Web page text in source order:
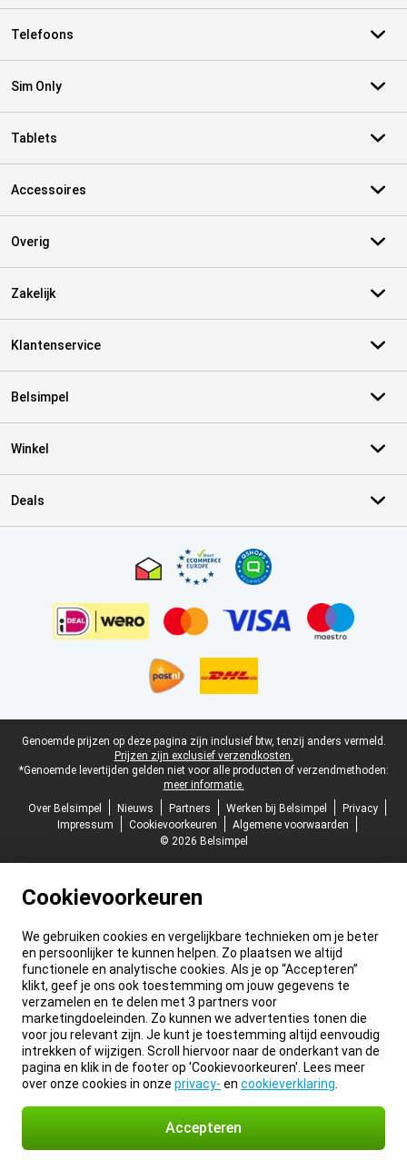
Telefoons
Sim Only
Tablets
Accessoires
Overig
Zakelijk
Klantenservice
Belsimpel
Winkel
Deals
Juridische voettekst
Genoemde prijzen op deze pagina zijn inclusief btw, tenzij anders vermeld.
Prijzen zijn exclusief verzendkosten.
*Genoemde levertijden gelden niet voor alle producten of verzendmethoden:
meer informatie.
Over Belsimpel
Nieuws Partners Werken bij Belsimpel
Privacy
Impressum
Cookievoorkeuren
Algemene voorwaarden
© 2026 Belsimpel
Cookievoorkeuren
We gebruiken cookies en vergelijkbare technieken om je beter
en persoonlijker te kunnen helpen. Zo plaatsen we altijd
functionele en analytische cookies. Als je op “Accepteren”
klikt, geef je ons ook toestemming om jouw gegevens te
verzamelen en te delen met 3 partners voor
marketingdoeleinden. Zo kunnen we advertenties tonen die
voor jou relevant zijn. Je kunt je toestemming altijd eenvoudig
intrekken of wijzigen. Scroll hiervoor naar de onderkant van de
pagina en klik in de footer op 'Cookievoorkeuren'. Lees meer
over onze cookies in onze privacy- en cookieverklaring
Accepteren